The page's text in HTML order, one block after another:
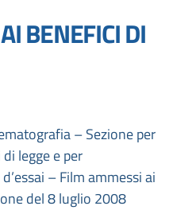
BENEFICI DI
– Sezione per
legge e per
– Film ammessi ai
del 8 luglio 2008